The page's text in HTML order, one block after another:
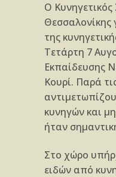
Ο
Θεσσαλονίκης
της
Τετάρτη 7
Εκπαίδευσης
Κουρί. Παρά
κυνηγών και
ήταν
Στο χώρο
ειδών από